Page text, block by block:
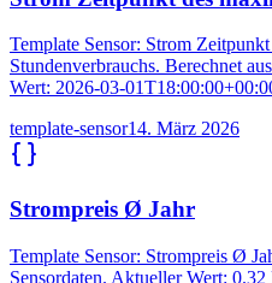
Template Sensor: Strom
Stundenverbrauchs. Berechnet
Wert: 2026-03-
template-sensor14. März 2026
Strompreis Ø Jahr
Template Sensor: Strompreis Ø
Sensordaten. Aktueller Wert: